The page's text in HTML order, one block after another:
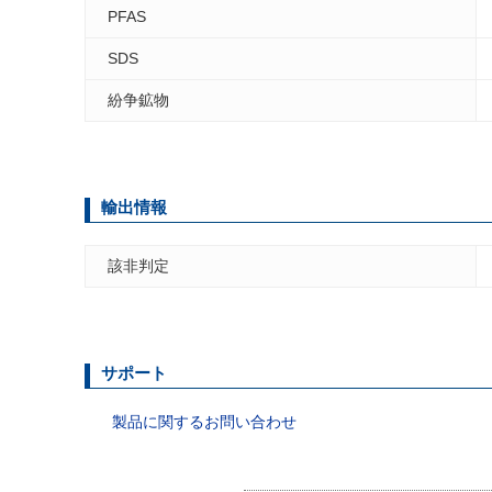
PFAS
SDS
紛争鉱物
輸出情報
該非判定
サポート
製品に関するお問い合わせ